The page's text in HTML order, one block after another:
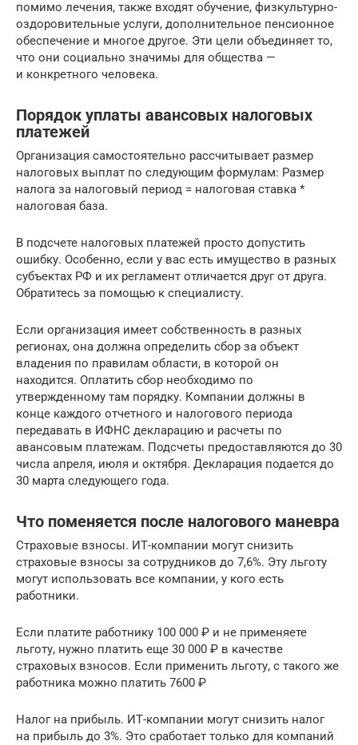
помимо лечения, также входят обучение, физкультурно-
оздоровительные услуги, дополнительное пенсионное
обеспечение и многое другое. Эти цели объединяет то,
что они социально значимы для общества —
и конкретного человека.
Порядок уплаты авансовых налоговых
платежей
Организация самостоятельно рассчитывает размер
налоговых выплат по следующим формулам: Размер
налога за налоговый период = налоговая ставка *
налоговая база.
В подсчете налоговых платежей просто допустить
ошибку. Особенно, если у вас есть имущество в разных
субъектах РФ и их регламент отличается друг от друга.
Обратитесь за помощью к специалисту.
Если организация имеет собственность в разных
регионах, она должна определить сбор за объект
владения по правилам области, в которой он
находится. Оплатить сбор необходимо по
утвержденному там порядку. Компании должны в
конце каждого отчетного и налогового периода
передавать в ИФНС декларацию и расчеты по
авансовым платежам. Подсчеты предоставляются до 30
числа апреля, июля и октября. Декларация подается до
30 марта следующего года.
Что поменяется после налогового маневра
Страховые взносы. ИТ-компании могут снизить
страховые взносы за сотрудников до 7,6%. Эту льготу
могут использовать все компании, у кого есть
работники.
Если платите работнику 100 000 ₽ и не применяете
льготу, нужно платить еще 30 000 ₽ в качестве
страховых взносов. Если применить льготу, с такого же
работника можно платить 7600 ₽
Налог на прибыль. ИТ-компании могут снизить налог
на прибыль до 3%. Это сработает только для компаний